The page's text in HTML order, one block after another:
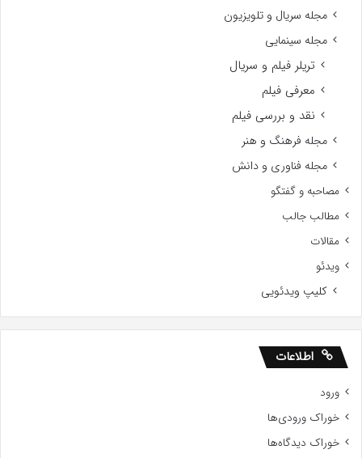
مجله سریال و تلویزیون
مجله سینمایی
تریلر فیلم و سریال
معرفی فیلم
نقد و بررسی فیلم
مجله فرهنگ و هنر
مجله فناوری و دانش
مصاحبه و گفتگو
مطالب جالب
مقالات
ویدئو
کلیپ ویدئویی
اطلاعات
ورود
خوراک ورودی‌ها
خوراک دیدگاه‌ها